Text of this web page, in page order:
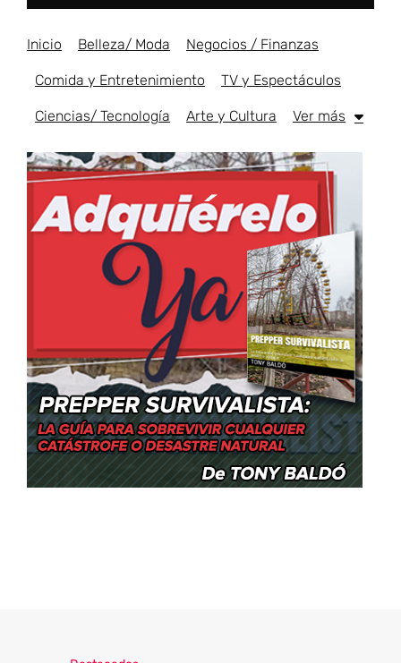
Inicio Belleza/ Moda Negocios / Finanzas
Comida y Entretenimiento TV y Espectáculos
Ciencias/ Tecnología Arte y Cultura Ver más